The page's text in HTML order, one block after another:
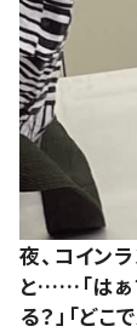
夜、コイン
と……「はぁ
る？」「どこ